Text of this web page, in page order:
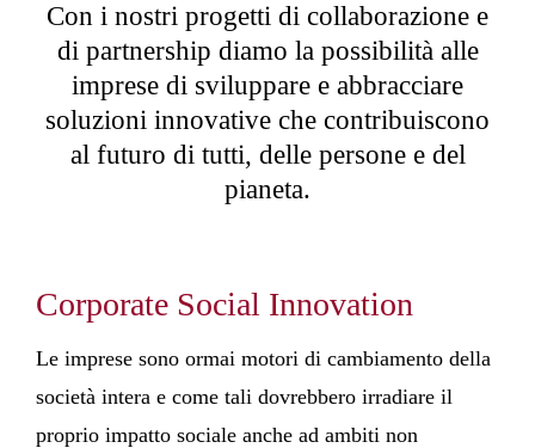
Con i nostri progetti di collaborazione e
di partnership diamo la possibilità alle
imprese di sviluppare e abbracciare
soluzioni innovative che contribuiscono
al futuro di tutti, delle persone e del
pianeta.
Corporate Social Innovation
Le imprese sono ormai motori di cambiamento della
società intera e come tali dovrebbero irradiare il
proprio impatto sociale anche ad ambiti non